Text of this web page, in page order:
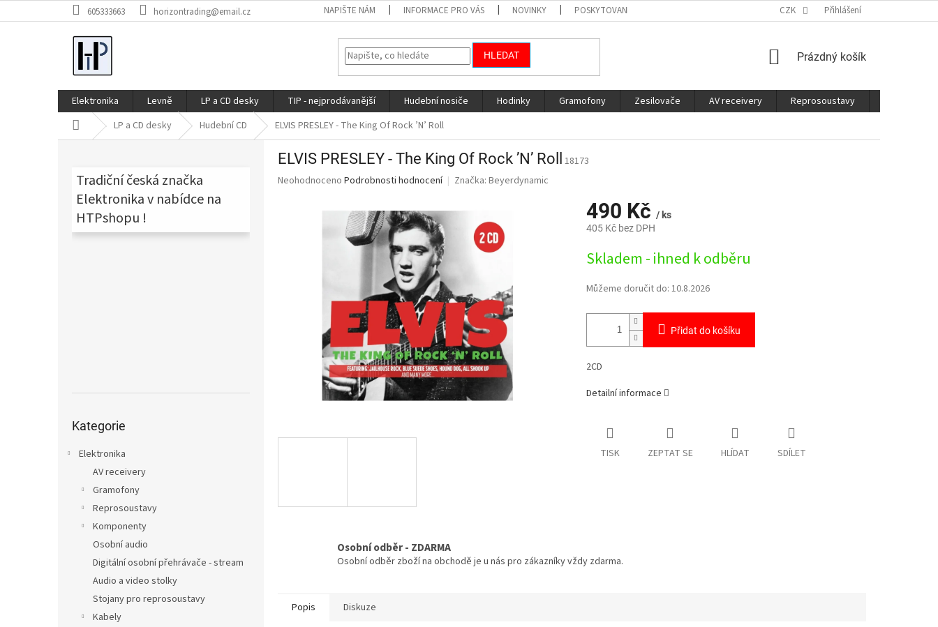
na
605333663 horizontrading@email.cz NAPIŠTE NÁM INFORMACE PRO VÁS NOVINKY POSKYTOVANÉ SLUŽBY CZK Přihlášení
HLEDAT
NÁKUPNÍ
Prázdný košík
Elektronika Levně LP a CD desky TIP - nejprodávanější Hudební nosiče Hodinky Gramofony Zesilovače AV receivery Reprosoustavy
Domů LP a CD desky Hudební CD ELVIS PRESLEY - The King Of Rock ’N’ Roll
Tradiční česká značka
Elektronika v nabídce na
HTPshopu !
kategorie
Kategorie
Elektronika
AV receivery
Gramofony
Reprosoustavy
Komponenty
Osobní audio
Digitální osobní přehrávače - stream
Audio a video stolky
Stojany pro reprosoustavy
Kabely
ELVIS PRESLEY - The King Of Rock ’N’ Roll
18173
Průměrné
Neohodnoceno Podrobnosti hodnocení Značka: Beyerdynamic
490 Kč / ks
405 Kč bez DPH
cena:
Skladem - ihned k odběru
Můžeme doručit do: 10.8.2026
Přidat do košíku
2CD
Detailní informace
TISK ZEPTAT SE HLÍDAT SDÍLET
Osobní odběr - ZDARMA
Osobní odběr zboží na obchodě je u nás pro zákazníky vždy zdarma.
Popis Diskuze